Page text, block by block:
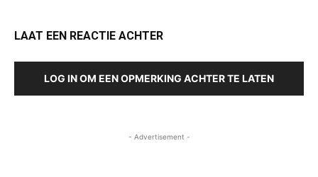
LAAT EEN REACTIE ACHTER
LOG IN OM EEN OPMERKING ACHTER TE LATEN
- Advertisement -